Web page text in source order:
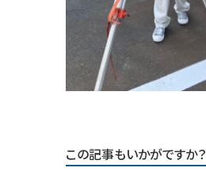
この記事もいかがですか？